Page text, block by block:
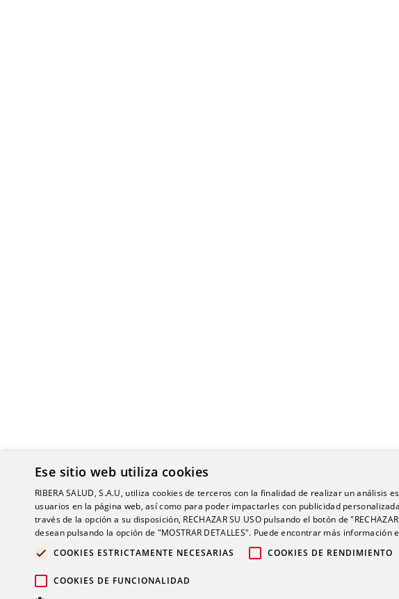
Ese sitio web utiliza cookies
RIBERA SALUD, S.A.U, utiliza cookies de terceros con la finalidad de realizar un análisis
usuarios en la página web, así como para poder impactarles con publicidad
través de la opción a su disposición, RECHAZAR SU USO pulsando el botón de "RECHAZAR
desean pulsando la opción de "MOSTRAR DETALLES". Puede encontrar más información
COOKIES ESTRICTAMENTE NECESARIAS
COOKIES DE RENDIMIENTO
COOKIES DE FUNCIONALIDAD